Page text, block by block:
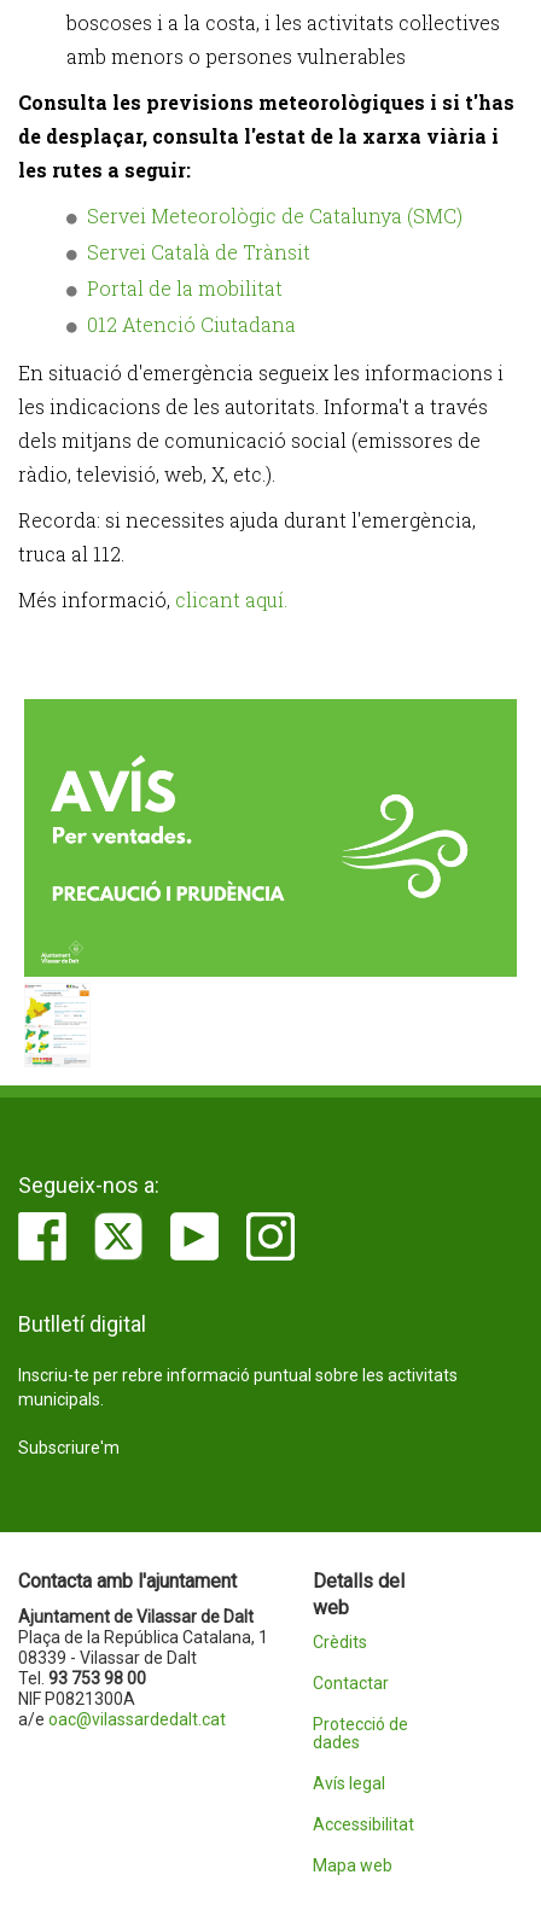
boscoses i a la costa, i les activitats col·lectives
amb menors o persones vulnerables
Consulta les previsions meteorològiques i si t'has
de desplaçar, consulta l'estat de la xarxa viària i
les rutes a seguir:
Servei Meteorològic de Catalunya (SMC)
Servei Català de Trànsit
Portal de la mobilitat
012 Atenció Ciutadana
En situació d'emergència segueix les informacions i
les indicacions de les autoritats. Informa't a través
dels mitjans de comunicació social (emissores de
ràdio, televisió, web, X, etc.).
Recorda: si necessites ajuda durant l'emergència,
truca al 112.
Més informació, clicant aquí.
Segueix-nos a:
Butlletí digital
Inscriu-te per rebre informació puntual sobre les activitats
municipals.
Subscriure'm
Contacta amb l'ajuntament
Ajuntament de Vilassar de Dalt
Plaça de la República Catalana, 1
08339 - Vilassar de Dalt
Tel. 93 753 98 00
NIF P0821300A
a/e oac@vilassardedalt.cat
Detalls del
web
Crèdits
Contactar
Protecció de
dades
Avís legal
Accessibilitat
Mapa web